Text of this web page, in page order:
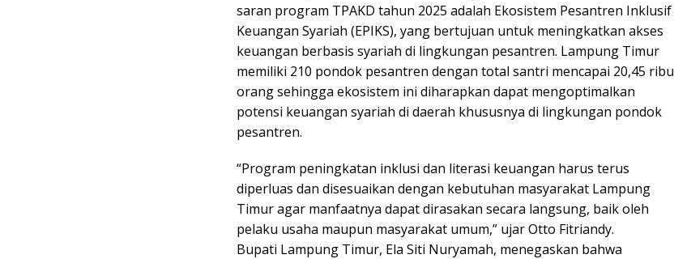
saran program TPAKD tahun 2025 adalah Ekosistem Pesantren Inklusif
Keuangan Syariah (EPIKS), yang bertujuan untuk meningkatkan akses
keuangan berbasis syariah di lingkungan pesantren. Lampung Timur
memiliki 210 pondok pesantren dengan total santri mencapai 20,45 ribu
orang sehingga ekosistem ini diharapkan dapat mengoptimalkan
potensi keuangan syariah di daerah khususnya di lingkungan pondok
pesantren.
“Program peningkatan inklusi dan literasi keuangan harus terus
diperluas dan disesuaikan dengan kebutuhan masyarakat Lampung
Timur agar manfaatnya dapat dirasakan secara langsung, baik oleh
pelaku usaha maupun masyarakat umum,” ujar Otto Fitriandy.
Bupati Lampung Timur, Ela Siti Nuryamah, menegaskan bahwa